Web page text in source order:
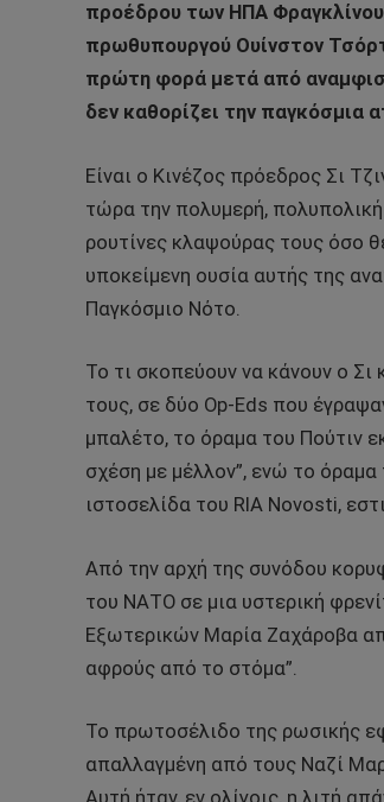
προέδρου των ΗΠΑ
πρωθυπουργού Ουίνστον
πρώτη φορά μετά από
δεν καθορίζει την παγκόσμια
Είναι ο Κινέζος πρόεδρος Σι
τώρα την πολυμερή,
ρουτίνες κλαψούρας τους όσο
υποκείμενη ουσία αυτής της
Παγκόσμιο Νότο.
Το τι σκοπεύουν να κάνουν ο
τους, σε δύο Op-Eds που
μπαλέτο, το όραμα του Πούτιν
σχέση με μέλλον”, ενώ το
ιστοσελίδα του RIA Novosti,
Από την αρχή της συνόδου
του ΝΑΤΟ σε μια υστερική
Εξωτερικών Μαρία Ζαχάροβα
αφρούς από το στόμα”.
Το πρωτοσέλιδο της ρωσικής
απαλλαγμένη από τους Ναζί